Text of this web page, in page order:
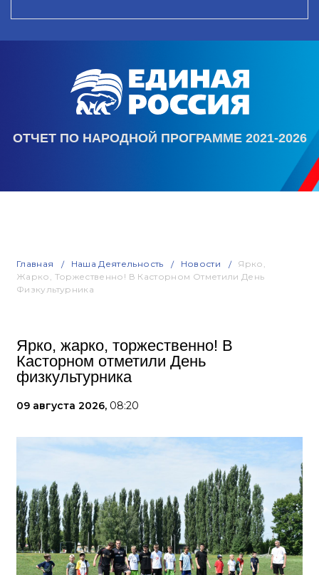
ОТЧЕТ ПО НАРОДНОЙ ПРОГРАММЕ 2021-2026
Главная Наша Деятельность Новости
Ярко,
Жарко, Торжественно! В Касторном Отметили День
Физкультурника
Ярко, жарко, торжественно! В
Касторном отметили День
физкультурника
09 августа 2026, 08:20